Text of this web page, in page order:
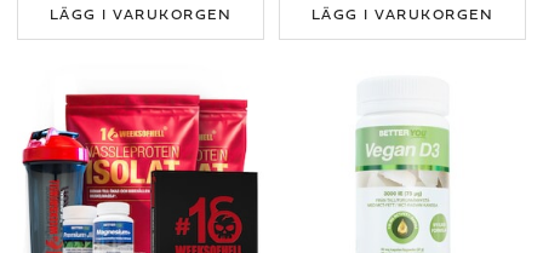
LÄGG I VARUKORGEN LÄGG I VARUKORGEN